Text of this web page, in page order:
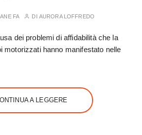
FA DI AURORA LOFFREDO
dei problemi di affidabilità che la
motorizzati hanno manifestato nelle
A LEGGERE